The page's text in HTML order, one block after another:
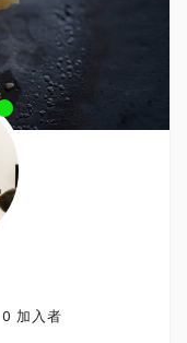
0 加入者